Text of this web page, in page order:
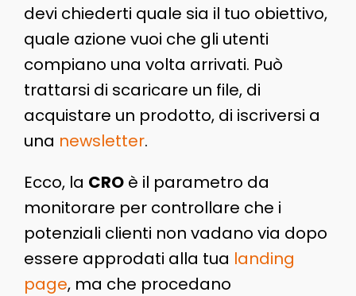
devi chiederti quale sia il tuo obiettivo,
quale azione vuoi che gli utenti
compiano una volta arrivati. Può
trattarsi di scaricare un file, di
acquistare un prodotto, di iscriversi a
una newsletter.
Ecco, la CRO è il parametro da
monitorare per controllare che i
potenziali clienti non vadano via dopo
essere approdati alla tua landing
page, ma che procedano